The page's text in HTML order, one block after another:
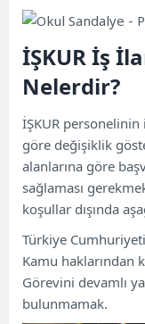
İŞKUR İş
Nelerdir?
İŞKUR personelinin
göre değişiklik
alanlarına göre
sağlaması
koşullar dışında
Türkiye
Kamu haklarından
Görevini devamlı
bulunmamak.